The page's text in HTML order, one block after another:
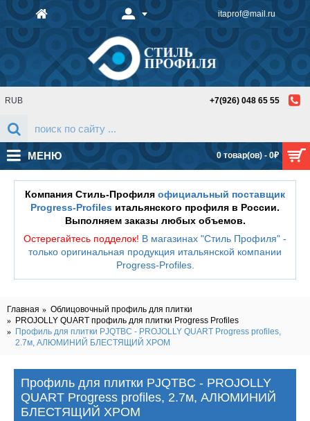
itaprof@mail.ru
0 товар(ов) - 0₽
RUB +7(926) 048 65 55
МЕНЮ
Компания Стиль-Профиля официальный поставщик
Progress-Profiles итальянского профиля в России.
Выполняем заказы любых объемов.
Остерегайтесь подделок! В магазинах "Стиль Профиля" -
только оригинальная продукция итальянской компании
Progress-Profiles.
Главная
Облицовочный профиль для плитки
PROJOLLY QUART профиль для плитки Progress Profiles
Профиль для плитки PJQTBC - PROJOLLY QUART Progress profiles,
2.7м, АЛЮМИНИЙ БЛЕСТЯЩИЙ ХРОМ
Профиль для плитки PJQTBC - PROJOLLY
QUART Progress profiles, 2.7м, АЛЮМИНИЙ
БЛЕСТЯЩИЙ ХРОМ